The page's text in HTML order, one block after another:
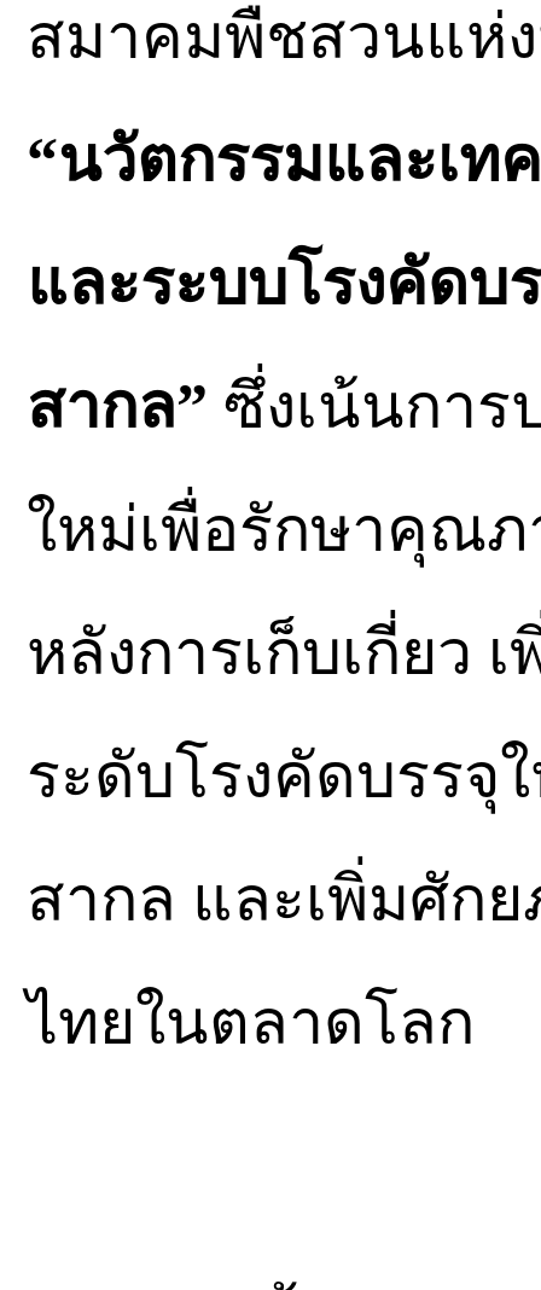
สมาคมพืชสวนแห่
“นวัตกรรมและเท
และระบบโรงคัดบ
สากล” ซึ่งเน้นการ
ใหม่เพื่อรักษาคุณ
หลังการเก็บเกี่ยว
ระดับโรงคัดบรรจุ
สากล และเพิ่มศัก
ไทยในตลาดโลก